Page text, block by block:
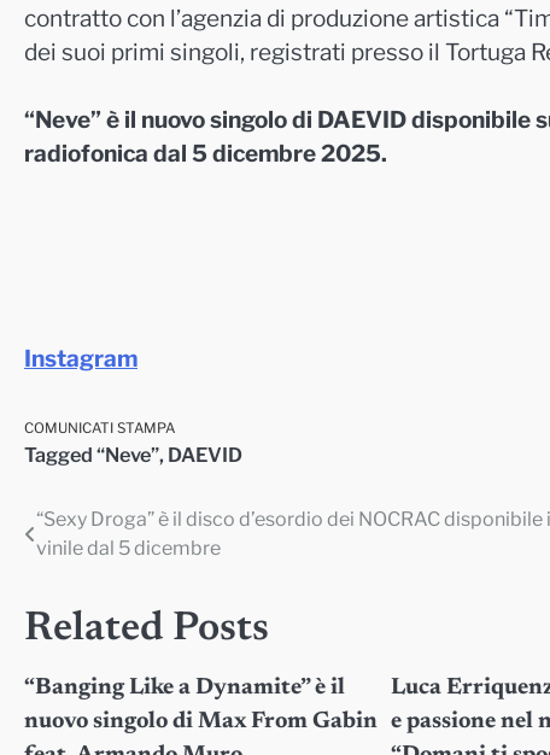
contratto con l’agenzia di produzione artistica
dei suoi primi singoli, registrati presso il Tortuga
“Neve” è il nuovo singolo di DAEVID
radiofonica dal 5 dicembre 2025.
Instagram
COMUNICATI STAMPA
Tagged “Neve”, DAEVID
Navigazione
“Sexy Droga” è il disco d’esordio dei NOCRAC disponibile
vinile dal 5 dicembre
Related Posts
“Banging Like a Dynamite” è il
nuovo singolo di Max From Gabin
Luca
e passione nel